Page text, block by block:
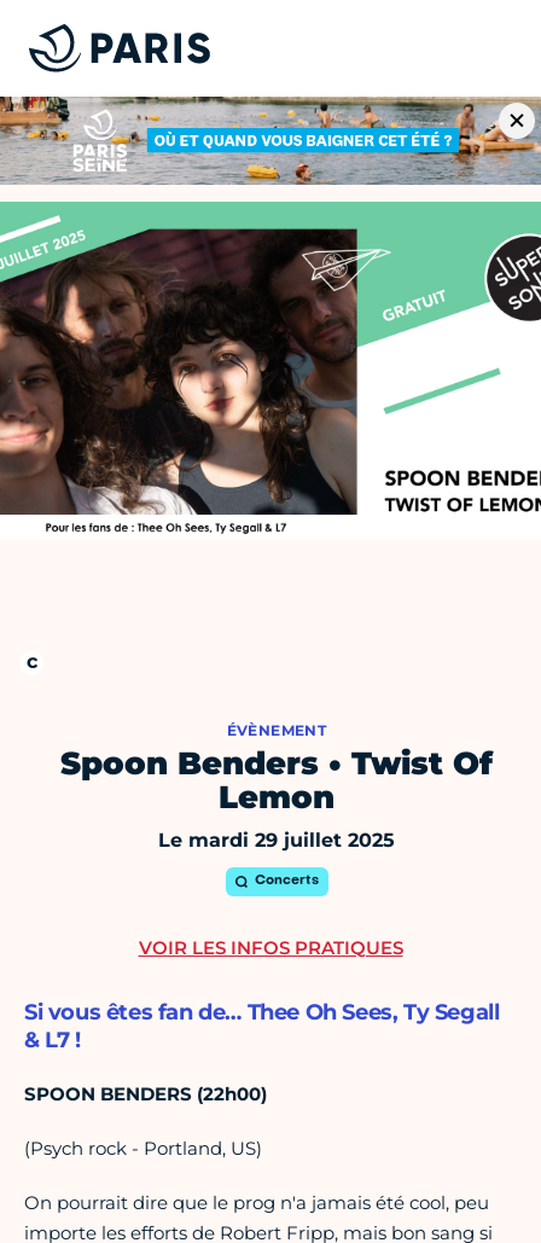
ÉVÈNEMENT
Spoon Benders • Twist Of
Lemon
Le mardi 29 juillet 2025
Concerts
Si vous êtes fan de… Thee Oh Sees, Ty Segall
& L7 !
SPOON BENDERS (22h00)
(Psych rock - Portland, US)
On pourrait dire que le prog n'a jamais été cool, peu
importe les efforts de Robert Fripp, mais bon sang si
VOIR LES INFOS PRATIQUES